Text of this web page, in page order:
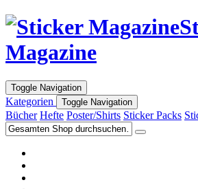
Magazine
Toggle Navigation
Kategorien Toggle Navigation
Bücher Hefte Poster/Shirts Sticker Packs